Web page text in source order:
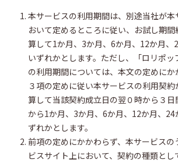
本サービスの利用期間は、別途当社が
おいて定めるところに従い、お試し期
算して1か月、3か月、6か月、12か月、
いずれかとします。ただし、「ロリポッ
の利用期間については、本文の定めに
３項の定めに従い本サービスの利用契
算して当該契約成立日の翌０時から３日
から1か月、3か月、6か月、12か月、
ずれかとします。
前項の定めにかかわらず、本サービス
ビスサイト上において、契約の種類とし